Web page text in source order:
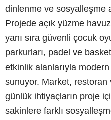
dinlenme ve sosyalleşme
Projede açık yüzme
yanı sıra güvenli çocuk
parkurları, padel ve
etkinlik alanlarıyla
sunuyor. Market,
günlük ihtiyaçların proje
sakinlere farklı